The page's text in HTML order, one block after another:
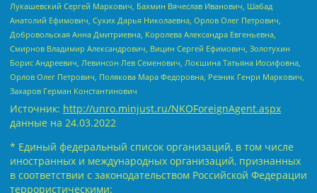
Лукашевский Сергей Маркович, Бахмин Вячеслав Иванович, Шабад
Анатолий Ефимович, Сухих Дарья Николаевна, Орлов Олег Петрович,
Добровольская Анна Дмитриевна, Королева Александра Евгеньевна,
Смирнов Владимир Александрович, Вицин Сергей Ефимович, Золотухин
Борис Андреевич, Левинсон Лев Семенович, Локшина Татьяна Иосифовна,
Орлов Олег Петрович, Полякова Мара Федоровна, Резник Генри Маркович,
Захаров Герман Константинович
Источник: http://unro.minjust.ru/NKOForeignAgent.aspx
данные на 24.03.2022
* Единый федеральный список организаций, в том числе
иностранных и международных организаций, признанных
в соответствии с законодательством Российской Федерации
террористическими: